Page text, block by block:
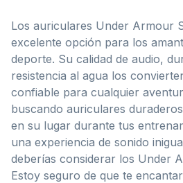
Los auriculares Under Armour
excelente opción para los
deporte. Su calidad de audio,
resistencia al agua los
confiable para cualquier
buscando auriculares
en su lugar durante tus
una experiencia de sonido
deberías considerar los Under
Estoy seguro de que te